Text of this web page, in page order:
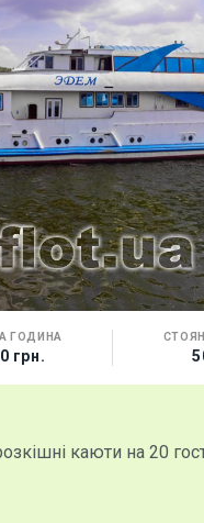
ГОДИНА
грн.
каюти на 20